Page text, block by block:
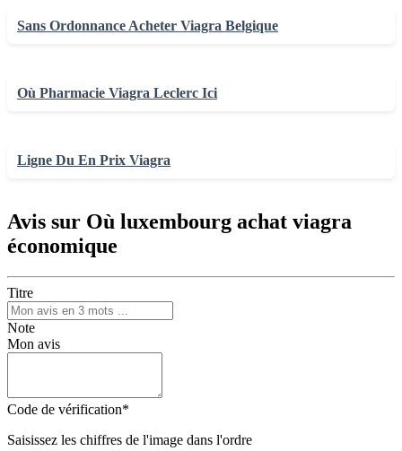
Sans Ordonnance Acheter Viagra Belgique
Où Pharmacie Viagra Leclerc Ici
Ligne Du En Prix Viagra
Avis sur Où luxembourg achat viagra
économique
Titre
Note
Mon avis
Code de vérification*
Saisissez les chiffres de l'image dans l'ordre